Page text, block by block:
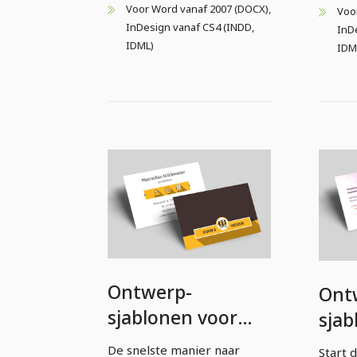
Voor Word vanaf 2007 (DOCX),
InDesign vanaf CS4 (INDD,
IDML)
Ontwerp-
sjablonen voor
visitekaartjes -
De snelste manier naar
Start